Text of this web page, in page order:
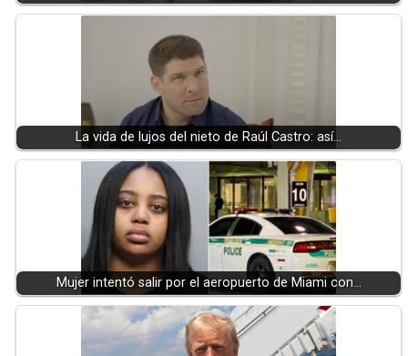
La vida de lujos del nieto de Raúl Castro: así…
Mujer intentó salir por el aeropuerto de Miami con…